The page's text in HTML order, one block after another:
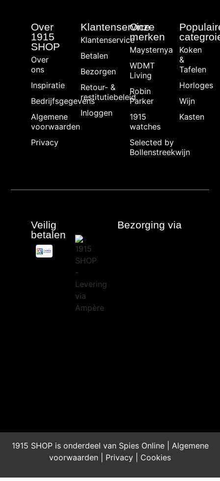
Over
1915
SHOP
Over
ons
Inspiratie
Bedrijfsgegevens
Algemene
voorwaarden
Privacy
Klantenservice
Klantenservice
Betalen
Bezorgen
Retour- &
restitutiebeleid
Inloggen
Onze
merken
Maysternya
WDMT
Living
Robin
Parker
1915
watches
Selected by
Bollenstreekwijn
Koken
&
Tafelen
Horloges
Wijn
Kasten
Veilig
betalen
Bezorging via
1915 SHOP is onderdeel van Spies Online | Algemene
voorwaarden
Privacy Cookies